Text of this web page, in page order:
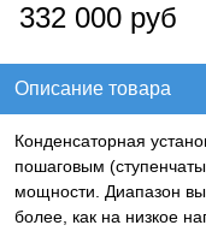
332 000 руб
Описание товара
Конденсаторная
пошаговым
мощности. Диапазон
более, как на низкое